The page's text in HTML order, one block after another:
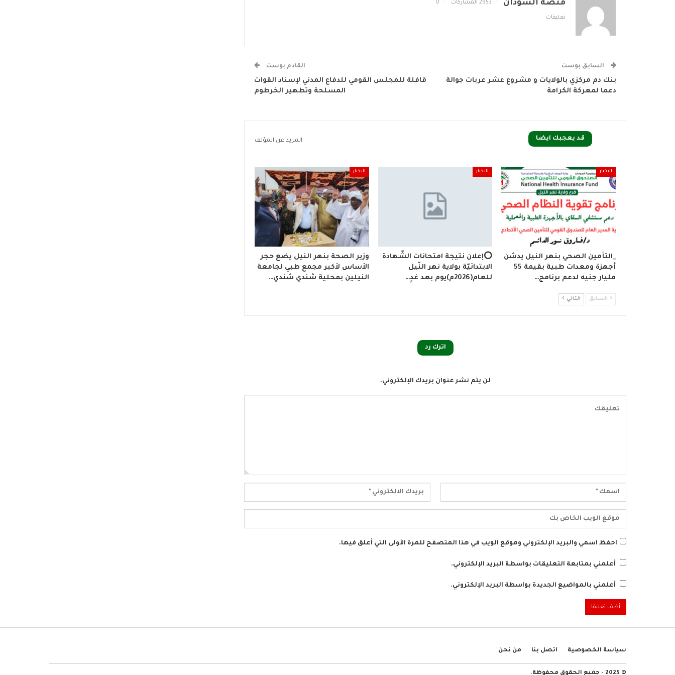
منصة السودان 2953 المشاركات 0
تعليقات
السابق بوست
بنك دم مركزي بالولايات و مشروع عشر عربات جوالة
دعما لمعركة الكرامة
القادم بوست
قافلة للمجلس القومي للدفاع المدني لإسناد القوات
المسلحة وتطهير الخرطوم
قد يعجبك ايضا المزيد عن المؤلف
الاخبار
_التأمين الصحي بنهر النيل يدشن
أجهزة ومعدات طبية بقيمة 55
مليار جنيه لدعم برنامج…
الاخبار
⭕إعلان نتيجة امتحانات الشّهادة
الابتدائيّة بولاية نهر النّيل
للعام(2026م)يوم بعد غدٍ…
الاخبار
وزير الصحة بنهر النيل يضع حجر
الأساس لأكبر مجمع طبي لجامعة
النيلين بمحلية شندي شندي…
السابق التالي
اترك رد
لن يتم نشر عنوان بريدك الإلكتروني.
احفظ اسمي والبريد الإلكتروني وموقع الويب في هذا المتصفح للمرة الأولى التي أعلق فيها.
أعلمني بمتابعة التعليقات بواسطة البريد الإلكتروني.
أعلمني بالمواضيع الجديدة بواسطة البريد الإلكتروني.
سياسة الخصوصية اتصل بنا من نحن
© 2025 - جميع الحقوق محفوظة.